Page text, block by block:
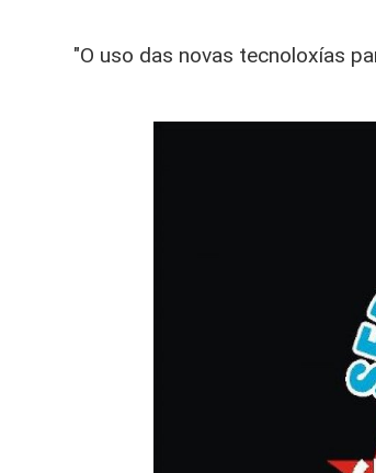
"O uso das novas tecnoloxías